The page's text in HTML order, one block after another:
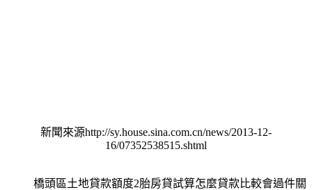
新聞來源http://sy.house.sina.com.cn/news/2013-12-
16/07352538515.shtml
橋頭區土地貸款額度2胎房貸試算怎麼貸款比較會過件關